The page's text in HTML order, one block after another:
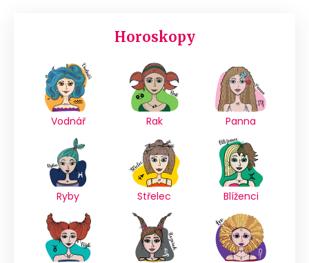
Horoskopy
Vodnář Rak Panna
Ryby Střelec Blíženci